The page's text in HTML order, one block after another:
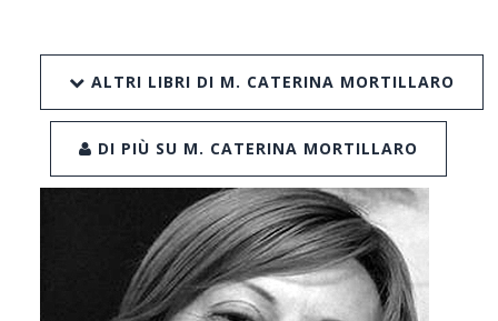
ALTRI LIBRI DI M. CATERINA MORTILLARO
DI PIÙ SU M. CATERINA MORTILLARO